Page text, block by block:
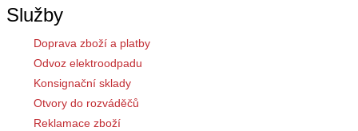
Služby
Doprava zboží a platby
Odvoz elektroodpadu
Konsignační sklady
Otvory do rozváděčů
Reklamace zboží